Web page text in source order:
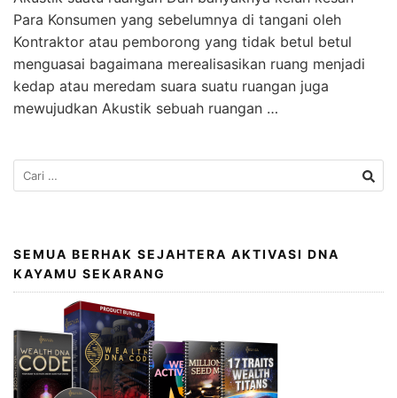
Para Konsumen yang sebelumnya di tangani oleh
Kontraktor atau pemborong yang tidak betul betul
menguasai bagaimana merealisasikan ruang menjadi
kedap atau meredam suara suatu ruangan juga
mewujudkan Akustik sebuah ruangan …
SEMUA BERHAK SEJAHTERA AKTIVASI DNA
KAYAMU SEKARANG